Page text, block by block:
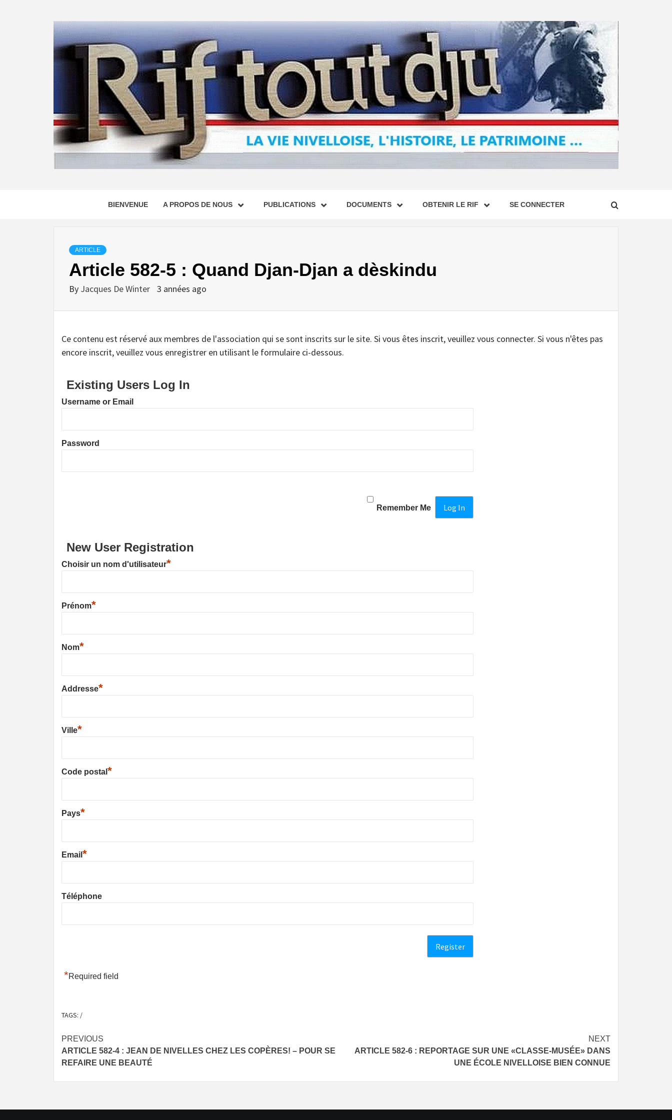
BIENVENUE A PROPOS DE NOUS PUBLICATIONS DOCUMENTS OBTENIR LE RIF SE CONNECTER
ARTICLE
Article 582-5 : Quand Djan-Djan a dèskindu
By Jacques De Winter 3 années ago
Ce contenu est réservé aux membres de l'association qui se sont inscrits sur le site. Si vous êtes inscrit, veuillez vous connecter. Si vous n'êtes pas
encore inscrit, veuillez vous enregistrer en utilisant le formulaire ci-dessous.
Existing Users Log In
Username or Email
Password
Remember Me
New User Registration
Choisir un nom d'utilisateur*
Prénom*
Nom*
Addresse*
Ville*
Code postal *
Pays*
Email *
Téléphone
*Required field
TAGS: /
Post
navigation
PREVIOUS
ARTICLE 582-4 : JEAN DE NIVELLES CHEZ LES COPÈRES! – POUR SE
REFAIRE UNE BEAUTÉ
NEXT
ARTICLE 582-6 : REPORTAGE SUR UNE «CLASSE-MUSÉE» DANS
UNE ÉCOLE NIVELLOISE BIEN CONNUE